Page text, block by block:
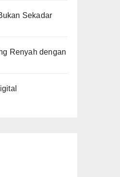
Sekadar
Renyah dengan